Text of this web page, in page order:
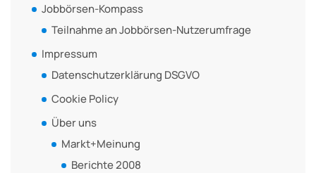
Jobbörsen-Kompass
Teilnahme an Jobbörsen-Nutzerumfrage
Impressum
Datenschutzerklärung DSGVO
Cookie Policy
Über uns
Markt+Meinung
Berichte 2008